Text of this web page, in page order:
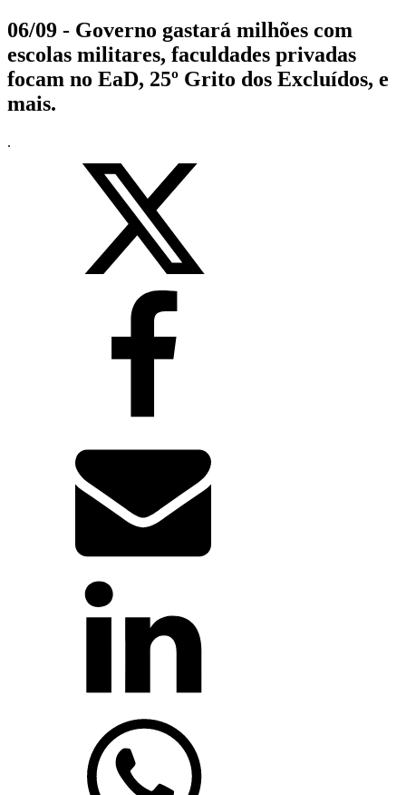
06/09 - Governo gastará milhões com
escolas militares, faculdades privadas
focam no EaD, 25º Grito dos Excluídos, e
mais.
.